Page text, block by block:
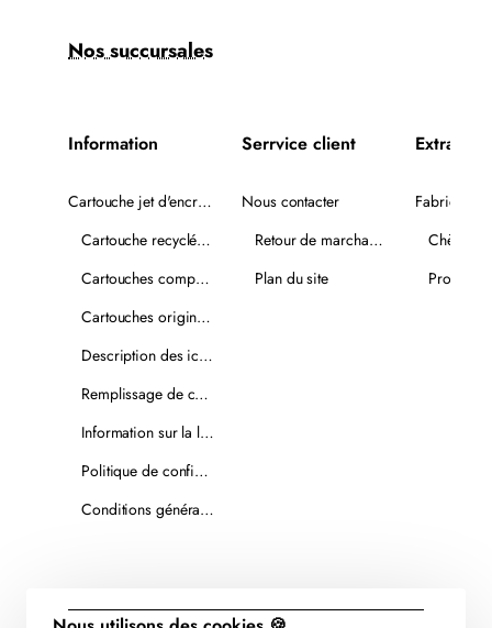
Nos succursales
Information
Cartouche jet d'encre recyclée
Cartouche recyclée PLUS
Cartouches compatibles
Cartouches originales
Description des icônes
Remplissage de cartouches
Information sur la livraison
Politique de confidentialité
Conditions générales de vente
Serrvice client
Nous contacter
Retour de marchandise
Plan du site
Extra
Fabricants